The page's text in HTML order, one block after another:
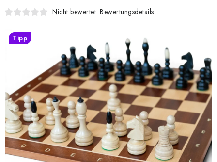
SCHACHUHREN
SCHACHBÜCHER
SCHACH-ANTIQUITÄTENLADEN
SCHACH ONLINE
SCHACH-MERCH
SCHACH GESCHENKE
Nicht bewertet Bewertungsdetails
Tipp